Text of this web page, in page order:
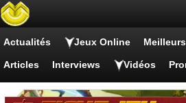
Actualités Jeux Online
Articles Interviews Vidéos